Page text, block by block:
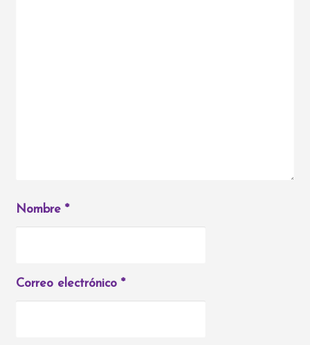
Nombre *
Correo electrónico *